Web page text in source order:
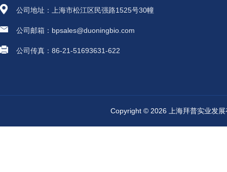
公司地址：上海市松江区民强路1525号30幢
公司邮箱：bpsales@duoningbio.com
公司传真：86-21-51693631-622
Copyright © 2026 上海拜普实业发